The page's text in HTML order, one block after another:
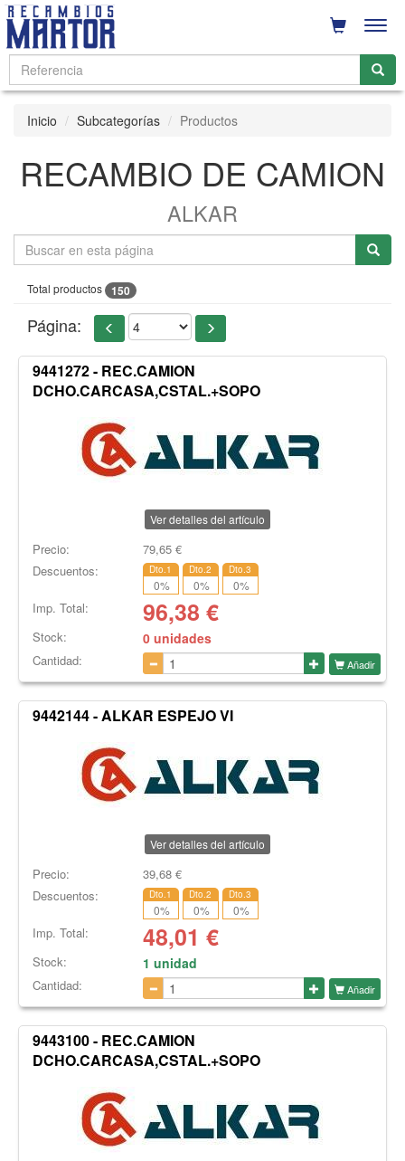
Inicio Subcategorías Productos
RECAMBIO DE CAMION
ALKAR
Total productos 150
Página:
9441272 - REC.CAMION
DCHO.CARCASA,CSTAL.+SOPO
Ver detalles del artículo
Precio: 79,65€
Descuentos:
Dto.1
0%
Dto.2
0%
Dto.3
0%
Imp. Total: 96,38 €
Stock: 0 unidades
Cantidad: Añadir
9442144 - ALKAR ESPEJO VI
Ver detalles del artículo
Precio: 39,68€
Descuentos:
Dto.1
0%
Dto.2
0%
Dto.3
0%
Imp. Total: 48,01 €
Stock: 1 unidad
Cantidad: Añadir
9443100 - REC.CAMION
DCHO.CARCASA,CSTAL.+SOPO